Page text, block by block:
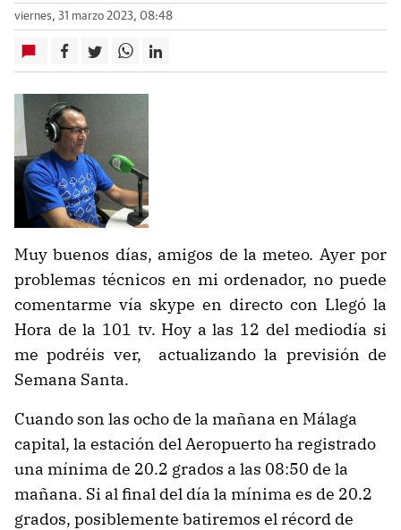
viernes, 31 marzo 2023, 08:48
Muy buenos días, amigos de la meteo. Ayer por
problemas técnicos en mi ordenador, no puede
comentarme vía skype en directo con Llegó la
Hora de la 101 tv. Hoy a las 12 del mediodía si
me podréis ver, actualizando la previsión de
Semana Santa.
Cuando son las ocho de la mañana en Málaga
capital, la estación del Aeropuerto ha registrado
una mínima de 20.2 grados a las 08:50 de la
mañana. Si al final del día la mínima es de 20.2
grados, posiblemente batiremos el récord de